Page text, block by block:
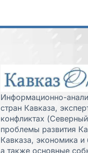
Информационно-
стран Кавказа,
конфликтах
проблемы развития
Кавказа, экономика
а также основные